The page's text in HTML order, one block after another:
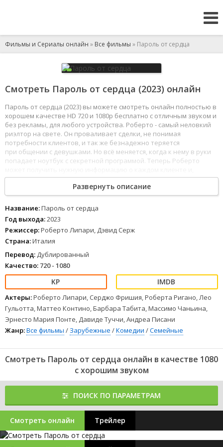
Фильмы и Сериалы онлайн » Все фильмы » Пароль от сердца
Смотреть Пароль от сердца (2023) онлайн
Пароль от сердца (2023) вы можете смотреть онлайн полностью в
хорошем качестве HD 720 и 1080p бесплатно с отличным звуком и
без рекламы, для любого устройства. Роберто - самый неловкий
риэлтор на свете. Он проваливает сделки, не понимая
потребности клиентов, и так же безнадежно теряется
при общении с девушками. Но всё меняется, когда к нему в руки
попадает ноутбук с секретной программой. Теперь Роберто
главное, о своей новой знакомой Саре. Из неудачника он в
одночасье превращается в звезду продаж и мастера
обольщения.
1 234 5 6 78
Развернуть описание
Название:Пароль от сердца
Год выхода:2023
Режиссер:Роберто Липари, Дэвид Серж
Страна:Италия
Перевод: Дублированный
Качество: 720 - 1080
Актеры:Роберто Липари, Серджо Фришия, Роберта Ригано, Лео
Гульотта, Маттео Контино, Барбара Табита, Массимо Чаньина,
Эрнесто Мария Понте, Давиде Туччи, Андреа Писани
Жанр:Все фильмы / Зарубежные /Комедии /Семейные
Смотреть Пароль от сердца онлайн в качестве 1080
с хорошим звуком
ПОИСК ПО ПАРАМЕТРАМ
Смотреть онлайн Трейлер